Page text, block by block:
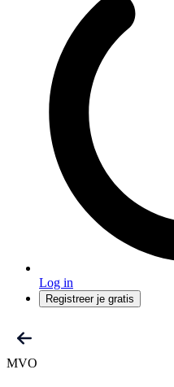
Log in
Registreer je gratis
MVO